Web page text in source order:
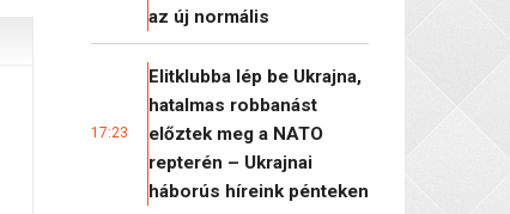
az új normális
17:23
Elitklubba lép be Ukrajna,
hatalmas robbanást
előztek meg a NATO
repterén – Ukrajnai
háborús híreink pénteken